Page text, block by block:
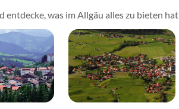
was im Allgäu alles zu bieten hat